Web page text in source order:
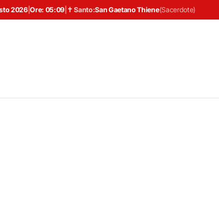
2026|Ore: 05:09 ✝ Santo:San Gaetano Thiene(Sacerdote)